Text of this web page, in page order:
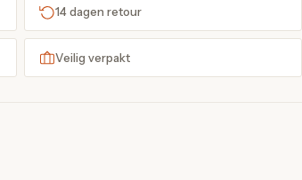
14 dagen retour
Veilig verpakt